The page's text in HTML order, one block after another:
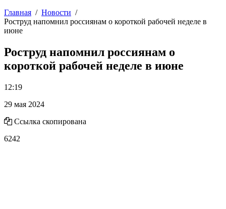
Главная
Новости
Роструд напомнил россиянам о короткой рабочей неделе в
июне
Роструд напомнил россиянам о
короткой рабочей неделе в июне
12:19
29 мая 2024
Ссылка скопирована
6242